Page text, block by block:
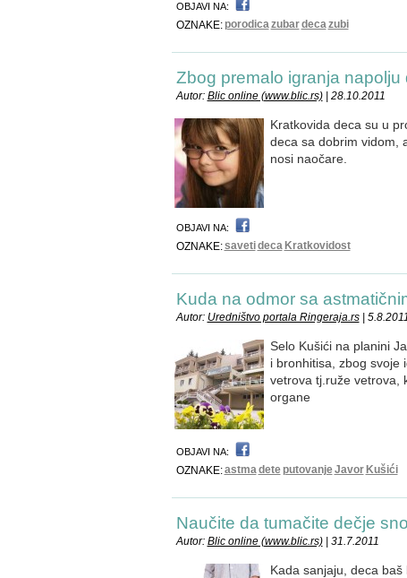
OBJAVI NA:
OZNAKE: porodicazubardecazubi
Zbog premalo igranja
Autor: Blic online (www.blic.rs)| 28.10.2011
Kratkovida deca su u
deca sa dobrim vidom,
nosi naočare.
OBJAVI NA:
OZNAKE:savetideca Kratkovidost
Kuda na odmor sa
Autor: Uredništvo portala Ringeraja.rs|
Selo Kušići na planini
i bronhitisa, zbog svoje
vetrova tj.ruže vetrova,
organe
OBJAVI NA:
OZNAKE:astmadete putovanjeJavor Kušići
Naučite da tumačite dečje
Autor: Blic online (www.blic.rs)| 31.7.2011
Kada sanjaju, deca